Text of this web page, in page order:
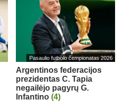
Pasaulio futbolo čempionatas 2026
Argentinos federacijos
prezidentas C. Tapia
negailėjo pagyrų G.
Infantino (4)